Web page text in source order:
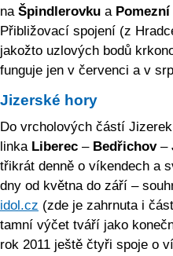
na Špindlerovku a
Přibližovací spojení (z
jakožto uzlových bodů
funguje jen v červenci a v
Jizerské hory
Do vrcholových částí
linka Liberec – Bedřichov–
třikrát denně o víkendech a
dny od května do září –
idol.cz (zde je zahrnuta i
tamní výčet tváří jako
rok 2011 ještě čtyři spoje o